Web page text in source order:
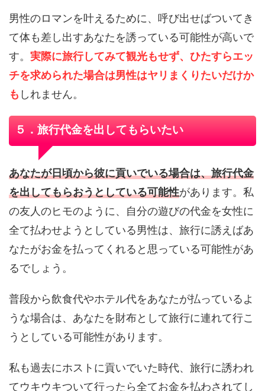
男性のロマンを叶えるために、呼び出せばついてき
て体も差し出すあなたを誘っている可能性が高いで
す。 実際に旅行してみて観光もせず、ひたすらエッ
チを求められた場合は男性はヤリまくりたいだけか
も しれません。
５．旅行代金を出してもらいたい
あなたが日頃から彼に貢いでいる場合は、旅行代金
を出してもらおうとしている可能性があります。私
の友人のヒモのように、自分の遊びの代金を女性に
全て払わせようとしている男性は、旅行に誘えばあ
なたがお金を払ってくれると思っている可能性があ
るでしょう。
普段から飲食代やホテル代をあなたが払っているよ
うな場合は、あなたを財布として旅行に連れて行こ
うとしている可能性があります。
私も過去にホストに貢いでいた時代、旅行に誘われ
てウキウキついて行ったら全てお金を払わされてし